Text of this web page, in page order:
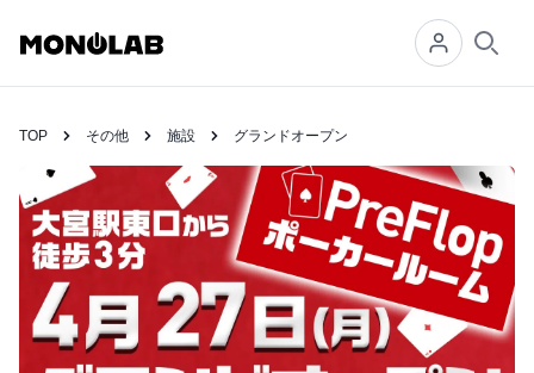
TOP その他 施設 グランドオープン